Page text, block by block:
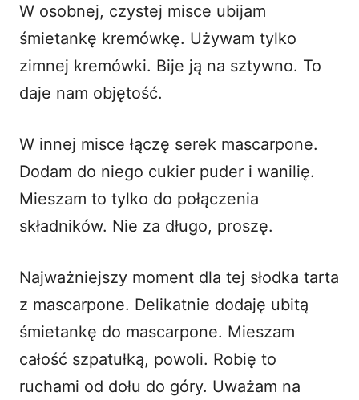
W osobnej, czystej misce ubijam
śmietankę kremówkę. Używam tylko
zimnej kremówki. Bije ją na sztywno. To
daje nam objętość.
W innej misce łączę serek mascarpone.
Dodam do niego cukier puder i wanilię.
Mieszam to tylko do połączenia
składników. Nie za długo, proszę.
Najważniejszy moment dla tej słodka tarta
z mascarpone. Delikatnie dodaję ubitą
śmietankę do mascarpone. Mieszam
całość szpatułką, powoli. Robię to
ruchami od dołu do góry. Uważam na